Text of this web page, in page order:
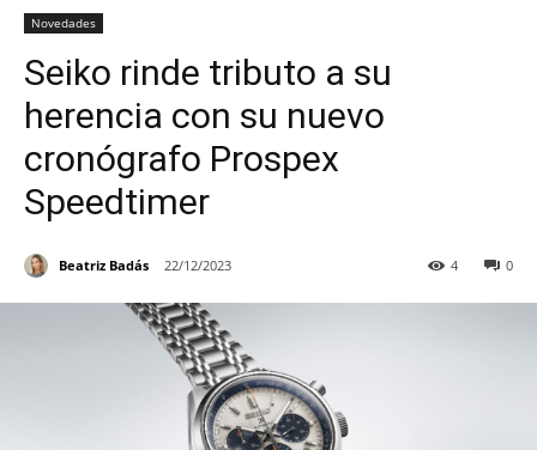
Novedades
Seiko rinde tributo a su
herencia con su nuevo
cronógrafo Prospex
Speedtimer
Beatriz Badás 22/12/2023 0
4